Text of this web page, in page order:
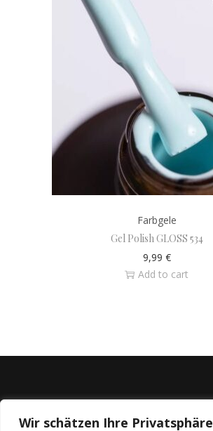
Wir schätzen Ihre Privatsphäre
Farbgele
Gel Polish GLOSS 534
9,99 €
Add to cart